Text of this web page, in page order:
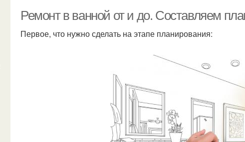
Ремонт в ванной от и до. Составляем
Первое, что нужно сделать на этапе планирования: